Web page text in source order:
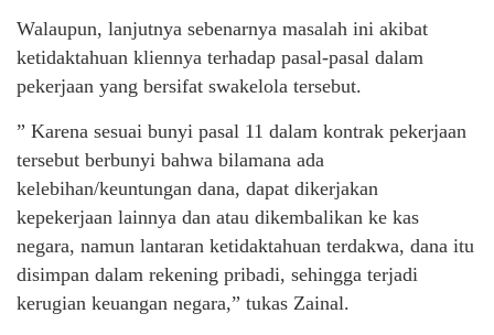
Walaupun, lanjutnya sebenarnya masalah ini akibat
ketidaktahuan kliennya terhadap pasal-pasal dalam
pekerjaan yang bersifat swakelola tersebut.
” Karena sesuai bunyi pasal 11 dalam kontrak pekerjaan
tersebut berbunyi bahwa bilamana ada
kelebihan/keuntungan dana, dapat dikerjakan
kepekerjaan lainnya dan atau dikembalikan ke kas
negara, namun lantaran ketidaktahuan terdakwa, dana itu
disimpan dalam rekening pribadi, sehingga terjadi
kerugian keuangan negara,” tukas Zainal.